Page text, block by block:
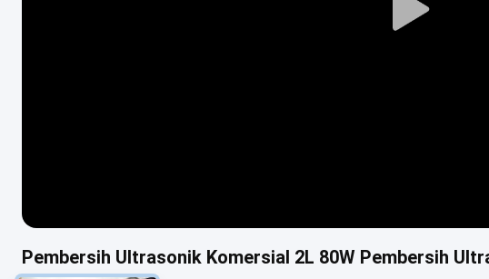
Play
Pembersih Ultrasonik Komersial 2L 80W Pembersih